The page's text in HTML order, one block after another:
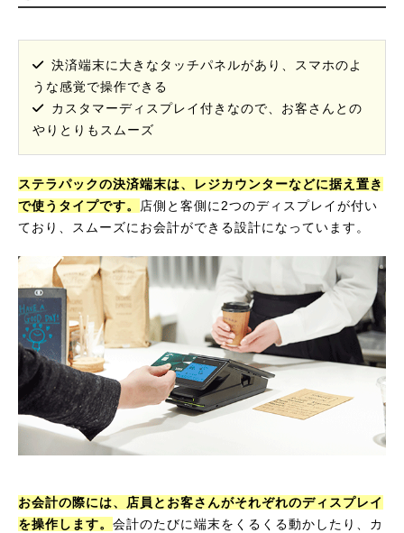
決済端末に大きなタッチパネルがあり、スマホのよ
うな感覚で操作できる
カスタマーディスプレイ付きなので、お客さんとの
やりとりもスムーズ
ステラパックの決済端末は、レジカウンターなどに据え置き
で使うタイプです。
店側と客側に2つのディスプレイが付い
ており、スムーズにお会計ができる設計になっています。
お会計の際には、店員とお客さんがそれぞれのディスプレイ
を操作します。 会計のたびに端末をくるくる動かしたり、カ